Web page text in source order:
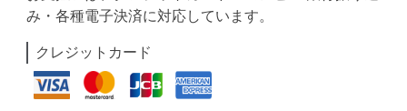
み・各種電子決済に対応しています。
クレジットカード